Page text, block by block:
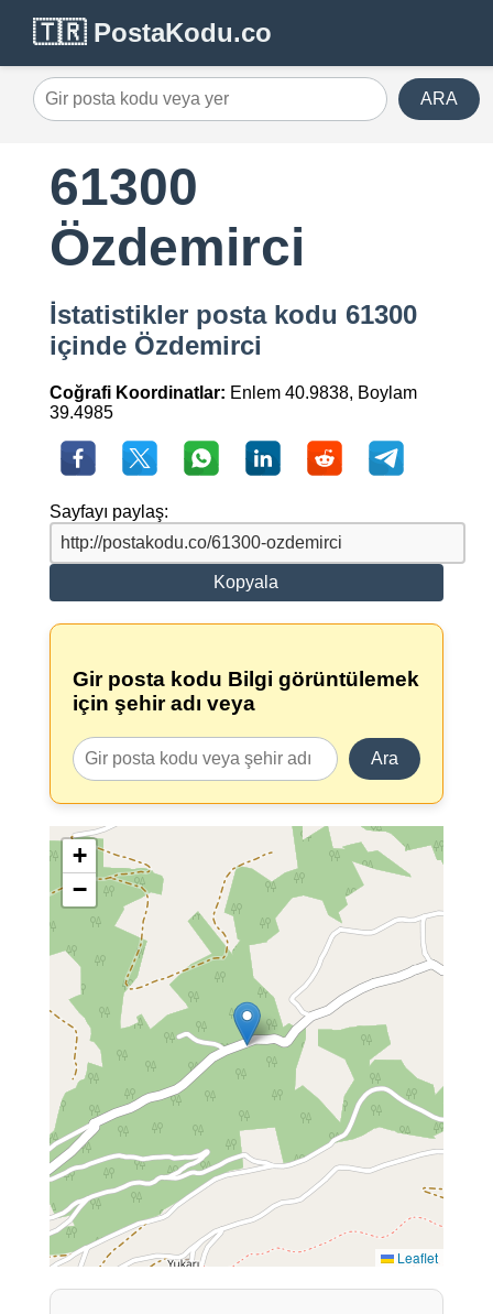
🇹🇷 PostaKodu.co
ARA
61300
Özdemirci
İstatistikler posta kodu 61300
içinde Özdemirci
Coğrafi Koordinatlar: Enlem 40.9838, Boylam
39.4985
Sayfayı paylaş:
Kopyala
Gir posta kodu Bilgi görüntülemek
için şehir adı veya
Ara
+
−
Leaflet